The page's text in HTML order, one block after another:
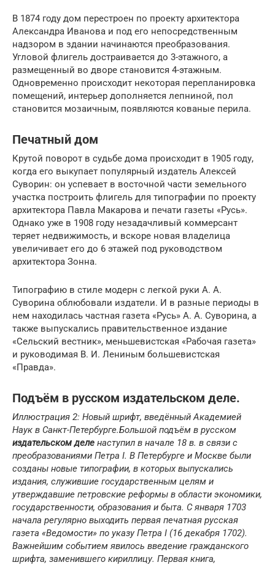
В 1874 году дом перестроен по проекту архитектора
Александра Иванова и под его непосредственным
надзором в здании начинаются преобразования.
Угловой флигель достраивается до 3-этажного, а
размещенный во дворе становится 4-этажным.
Одновременно происходит некоторая перепланировка
помещений, интерьер дополняется лепниной, пол
становится мозаичным, появляются кованые перила.
Печатный дом
Крутой поворот в судьбе дома происходит в 1905 году,
когда его выкупает популярный издатель Алексей
Суворин: он успевает в восточной части земельного
участка построить флигель для типографии по проекту
архитектора Павла Макарова и печати газеты «Русь».
Однако уже в 1908 году незадачливый коммерсант
теряет недвижимость, и вскоре новая владелица
увеличивает его до 6 этажей под руководством
архитектора Зонна.
Типографию в стиле модерн с легкой руки А. А.
Суворина облюбовали издатели. И в разные периоды в
нем находилась частная газета «Русь» А. А. Суворина, а
также выпускались правительственное издание
«Сельский вестник», меньшевистская «Рабочая газета»
и руководимая В. И. Лениным большевистская
«Правда».
Подъём в русском издательском деле.
Иллюстрация 2: Новый шрифт, введённый Академией
Наук в Cанкт-Петербурге.Большой подъём в русском
издательском деле наступил в начале 18 в. в связи с
преобразованиями Петра I. В Петербурге и Москве были
созданы новые типографии, в которых выпускались
издания, служившие государственным целям и
утверждавшие петровские реформы в области экономики,
государственности, образования и быта. С января 1703
начала регулярно выходить первая печатная русская
газета «Ведомости» по указу Петра I (16 декабря 1702).
Важнейшим событием явилось введение гражданского
шрифта, заменившего кириллицу. Первая книга,